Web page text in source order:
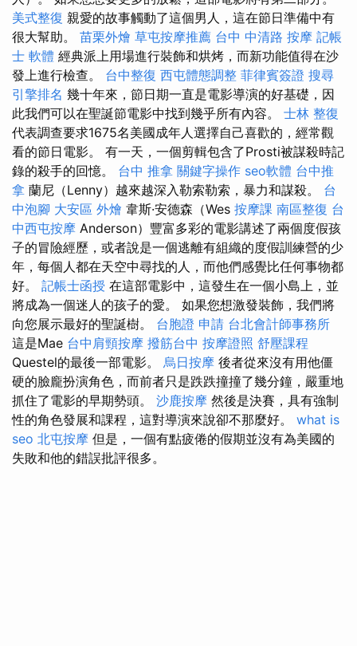
美式整復 親愛的故事觸動了這個男人，這在節日準備中有
很大幫助。 苗栗外燴 草屯按摩推薦 台中 中清路 按摩 記帳
士 軟體 經典派上用場進行裝飾和烘烤，而新功能值得在沙
發上進行檢查。 台中整復 西屯體態調整 菲律賓簽證 搜尋
引擎排名 幾十年來，節日期一直是電影導演的好基礎，因
此我們可以在聖誕節電影中找到幾乎所有內容。 士林 整復
代表調查要求1675名美國成年人選擇自己喜歡的，經常觀
看的節日電影。 有一天，一個剪輯包含了Prosti被謀殺時記
錄的殺手的回憶。 台中 推拿 關鍵字操作 seo軟體 台中推
拿 蘭尼（Lenny）越來越深入勒索勒索，暴力和謀殺。 台
中泡腳 大安區 外燴 韋斯·安德森（Wes 按摩課 南區整復 台
中西屯按摩 Anderson）豐富多彩的電影講述了兩個度假孩
子的冒險經歷，或者說是一個逃離有組織的度假訓練營的少
年，每個人都在天空中尋找的人，而他們感覺比任何事物都
好。 記帳士函授 在這部電影中，這發生在一個小島上，並
將成為一個迷人的孩子的愛。 如果您想激發裝飾，我們將
向您展示最好的聖誕樹。 台胞證 申請 台北會計師事務所
這是Mae 台中肩頸按摩 撥筋台中 按摩證照 舒壓課程
Questel的最後一部電影。 烏日按摩 後者從來沒有用他僵
硬的臉龐扮演角色，而前者只是跌跌撞撞了幾分鐘，嚴重地
抓住了電影的早期勢頭。 沙鹿按摩 然後是決賽，具有強制
性的角色發展和課程，這對導演來說卻不那麼好。 what is
seo 北屯按摩 但是，一個有點疲倦的假期並沒有為美國的
失敗和他的錯誤批評很多。